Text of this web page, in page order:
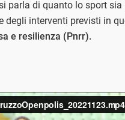
parla di quanto lo sport
degli interventi previsti in
e resilienza (Pnrr).